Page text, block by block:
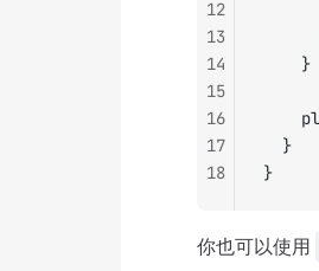
		}
	}
}
12
13
14
15
16
17
18
你也可以使用